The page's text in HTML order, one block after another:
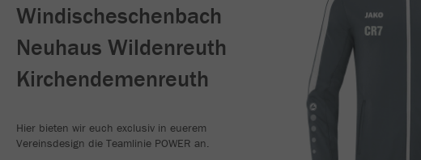
Windischeschenbach
Neuhaus Wildenreuth
Kirchendemenreuth
Hier bieten wir euch exclusiv in euerem
Vereinsdesign die Teamlinie POWER an.